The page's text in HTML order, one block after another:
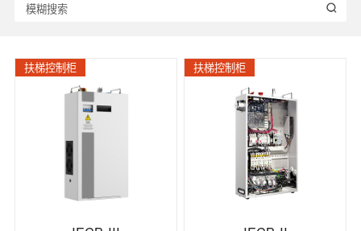
扶梯控制柜 扶梯控制柜